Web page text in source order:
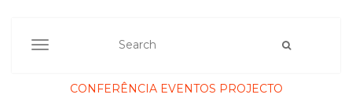
TOGGLE NAVIGATION
CONFERÊNCIA EVENTOS PROJECTO